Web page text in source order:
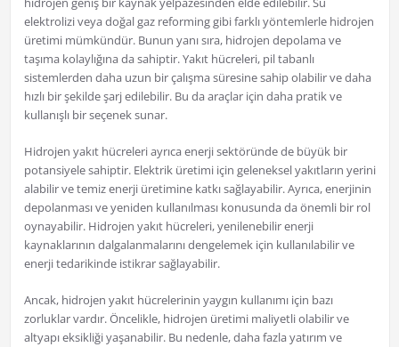
elektrolizi veya doğal gaz reforming gibi farklı yöntemlerle hidrojen
üretimi mümkündür. Bunun yanı sıra, hidrojen depolama ve
taşıma kolaylığına da sahiptir. Yakıt hücreleri, pil tabanlı
sistemlerden daha uzun bir çalışma süresine sahip olabilir ve daha
hızlı bir şekilde şarj edilebilir. Bu da araçlar için daha pratik ve
kullanışlı bir seçenek sunar.
Hidrojen yakıt hücreleri ayrıca enerji sektöründe de büyük bir
potansiyele sahiptir. Elektrik üretimi için geleneksel yakıtların yerini
alabilir ve temiz enerji üretimine katkı sağlayabilir. Ayrıca, enerjinin
depolanması ve yeniden kullanılması konusunda da önemli bir rol
oynayabilir. Hidrojen yakıt hücreleri, yenilenebilir enerji
kaynaklarının dalgalanmalarını dengelemek için kullanılabilir ve
enerji tedarikinde istikrar sağlayabilir.
Ancak, hidrojen yakıt hücrelerinin yaygın kullanımı için bazı
zorluklar vardır. Öncelikle, hidrojen üretimi maliyetli olabilir ve
altyapı eksikliği yaşanabilir. Bu nedenle, daha fazla yatırım ve